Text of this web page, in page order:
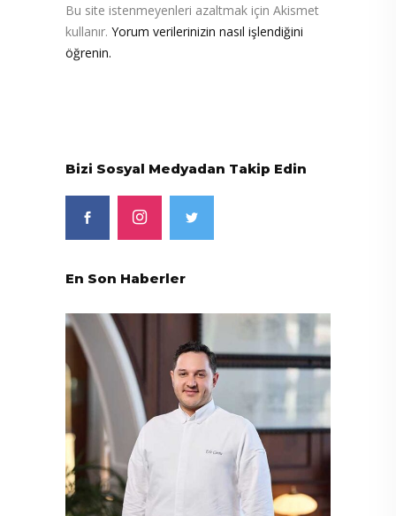
Bu site istenmeyenleri azaltmak için Akismet
kullanır. Yorum verilerinizin nasıl işlendiğini
öğrenin.
Bizi Sosyal Medyadan Takip Edin
En Son Haberler